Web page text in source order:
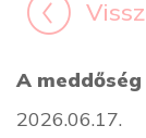
A
2026.06.17.